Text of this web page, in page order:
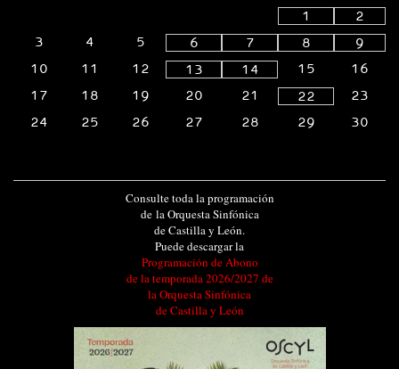
1
2
3
4 5 6 7 8
9
10
11 12 13 14 15
16
17
18 19 20 21 22
23
24
25 26 27 28 29 30
Consulte toda la programación
de la Orquesta Sinfónica
de Castilla y León.
Puede descargar la
Programación de Abono
de la temporada 2026/2027 de
la Orquesta Sinfónica
de Castilla y León